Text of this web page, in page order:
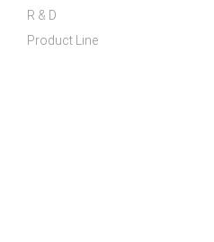
Product Line
R & D